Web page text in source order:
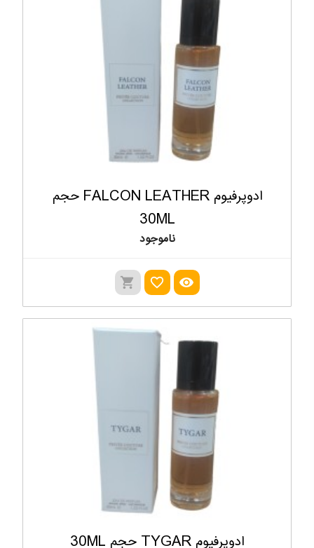
ادوپرفیوم FALCON LEATHER حجم
30ML
ناموجود
visibility
favorite_outline
shopping_cart
ادوپرفیوم TYGAR حجم 30ML